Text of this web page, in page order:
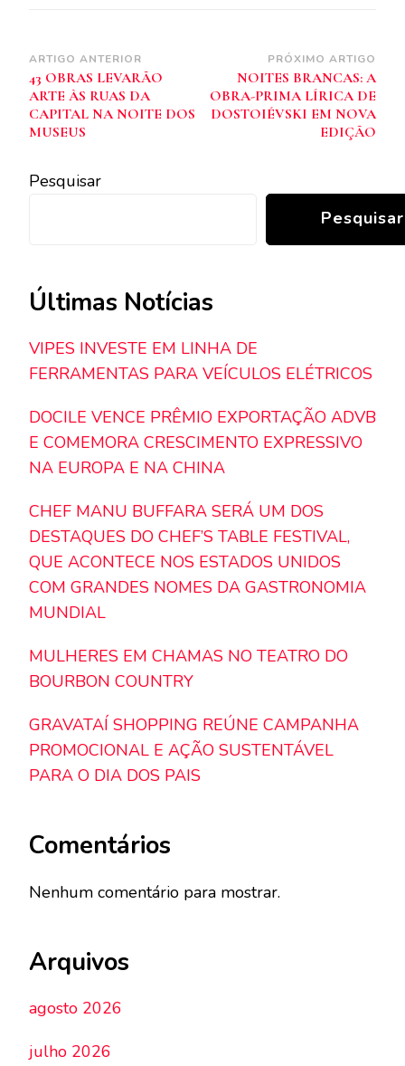
Navegação
de
post
ARTIGO ANTERIOR
43 OBRAS LEVARÃO
ARTE ÀS RUAS DA
CAPITAL NA NOITE DOS
MUSEUS
PRÓXIMO ARTIGO
NOITES BRANCAS: A
OBRA-PRIMA LÍRICA DE
DOSTOIÉVSKI EM NOVA
EDIÇÃO
Pesquisar
Pesquisar
Últimas Notícias
VIPES INVESTE EM LINHA DE
FERRAMENTAS PARA VEÍCULOS ELÉTRICOS
DOCILE VENCE PRÊMIO EXPORTAÇÃO ADVB
E COMEMORA CRESCIMENTO EXPRESSIVO
NA EUROPA E NA CHINA
CHEF MANU BUFFARA SERÁ UM DOS
DESTAQUES DO CHEF’S TABLE FESTIVAL,
QUE ACONTECE NOS ESTADOS UNIDOS
COM GRANDES NOMES DA GASTRONOMIA
MUNDIAL
MULHERES EM CHAMAS NO TEATRO DO
BOURBON COUNTRY
GRAVATAÍ SHOPPING REÚNE CAMPANHA
PROMOCIONAL E AÇÃO SUSTENTÁVEL
PARA O DIA DOS PAIS
Comentários
Nenhum comentário para mostrar.
Arquivos
agosto 2026
julho 2026